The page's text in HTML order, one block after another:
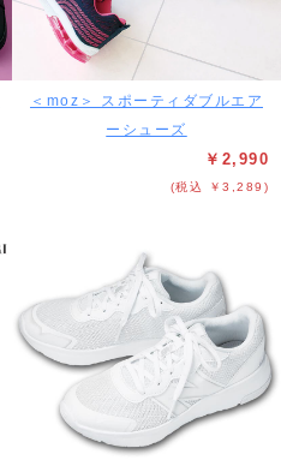
＜moz＞ スポーティダブルエア
ーシューズ
￥2,990
(税込 ￥3,289)